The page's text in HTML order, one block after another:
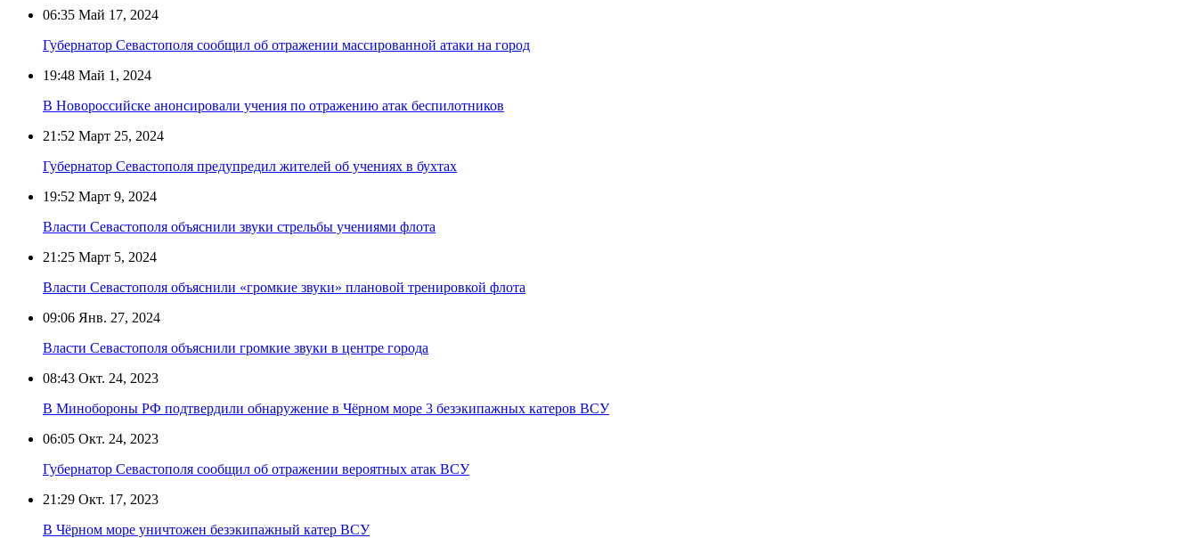
06:35 Май 17, 2024
Губернатор Севастополя сообщил об отражении массированной атаки на город
19:48 Май 1, 2024
В Новороссийске анонсировали учения по отражению атак беспилотников
21:52 Март 25, 2024
Губернатор Севастополя предупредил жителей об учениях в бухтах
19:52 Март 9, 2024
Власти Севастополя объяснили звуки стрельбы учениями флота
21:25 Март 5, 2024
Власти Севастополя объяснили «громкие звуки» плановой тренировкой флота
09:06 Янв. 27, 2024
Власти Севастополя объяснили громкие звуки в центре города
08:43 Окт. 24, 2023
В Минобороны РФ подтвердили обнаружение в Чёрном море 3 безэкипажных катеров ВСУ
06:05 Окт. 24, 2023
Губернатор Севастополя сообщил об отражении вероятных атак ВСУ
21:29 Окт. 17, 2023
В Чёрном море уничтожен безэкипажный катер ВСУ